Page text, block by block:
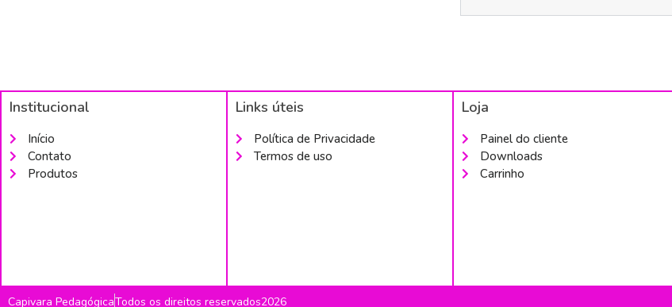
Institucional
Início
Contato
Produtos
Links úteis
Política de Privacidade
Termos de uso
Loja
Painel do cliente
Downloads
Carrinho
Capivara PedagógicaTodos os direitos reservados2026